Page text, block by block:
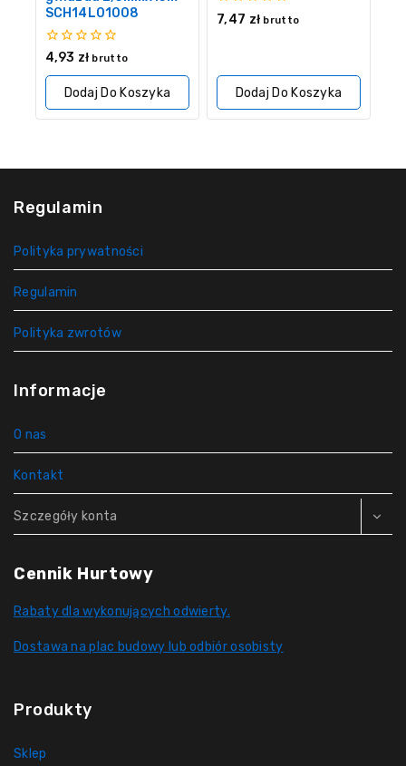
SCH14L01008
0
5
4,93 zł brutto
Dodaj Do Koszyka
0
7,47 zł brutto
Dodaj Do Koszyka
Regulamin
Polityka prywatności
Regulamin
Polityka zwrotów
Informacje
O nas
Kontakt
Szczegóły konta
Cennik Hurtowy
Rabaty dla wykonujących odwierty.
Dostawa na plac budowy lub odbiór osobisty
Produkty
Sklep